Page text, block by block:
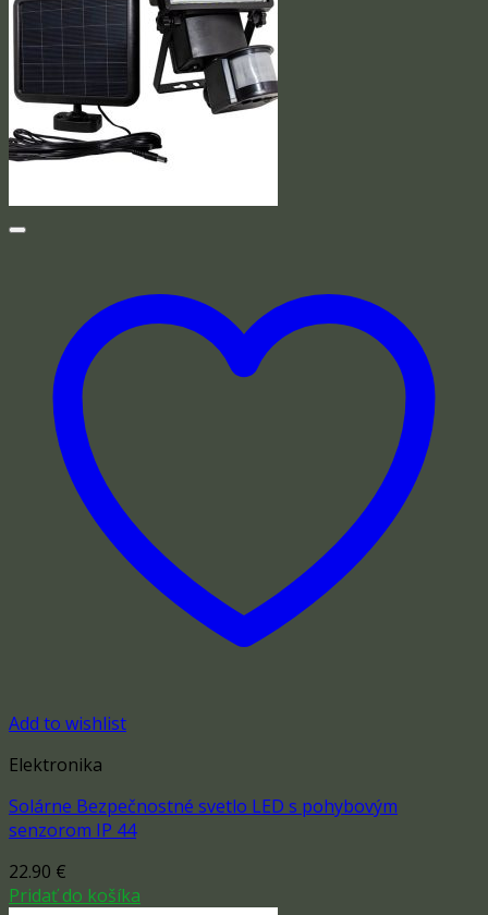
Add to wishlist
Elektronika
Solárne Bezpečnostné svetlo LED s pohybovým
senzorom IP 44
22.90 €
Pridať do košíka